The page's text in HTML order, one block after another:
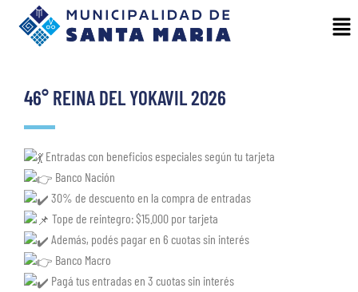
46° REINA DEL YOKAVIL 2026
Entradas con beneficios especiales según tu tarjeta
Banco Nación
30% de descuento en la compra de entradas
Tope de reintegro: $15.000 por tarjeta
Además, podés pagar en 6 cuotas sin interés
Banco Macro
Pagá tus entradas en 3 cuotas sin interés